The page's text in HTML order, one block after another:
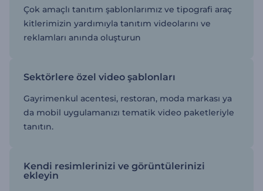
Çok amaçlı tanıtım şablonlarımız ve tipografi araç
kitlerimizin yardımıyla tanıtım videolarını ve
reklamları anında oluşturun
Sektörlere özel video şablonları
Gayrimenkul acentesi, restoran, moda markası ya
da mobil uygulamanızı tematik video paketleriyle
tanıtın.
Kendi resimlerinizi ve görüntülerinizi
ekleyin